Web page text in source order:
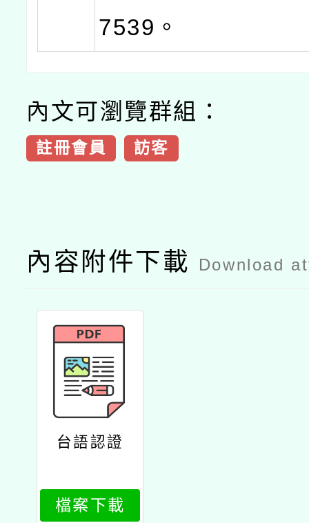
7539。
內文可瀏覽群組：
註冊會員 訪客
內容附件下載 Download
台語認證
檔案下載